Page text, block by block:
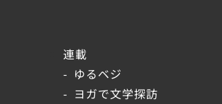
連載
ゆるベジ
ヨガで文学探訪